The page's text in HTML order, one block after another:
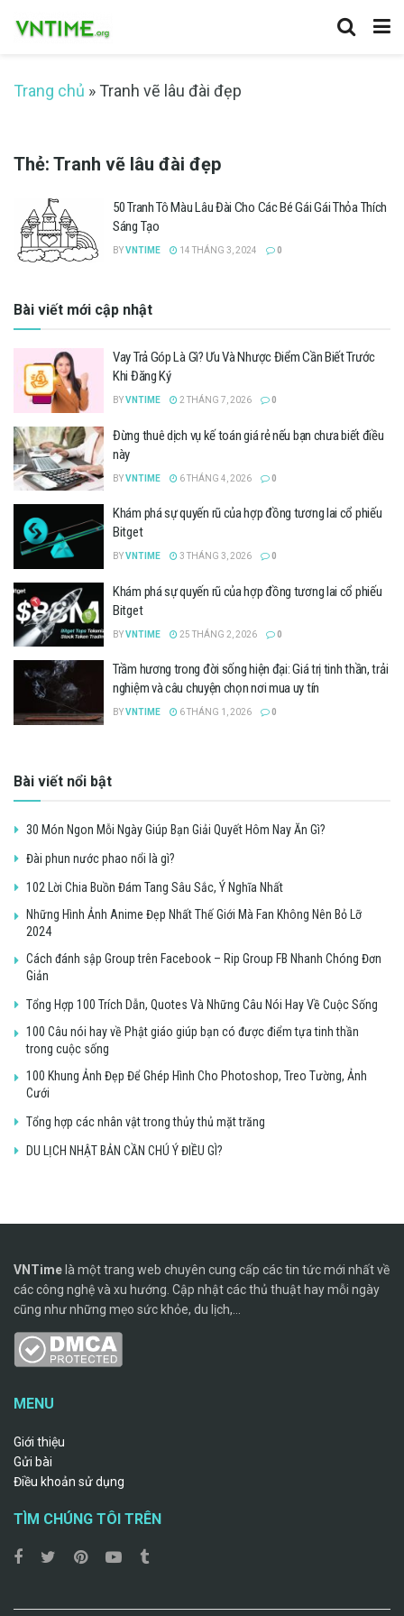
Trang chủ » Tranh vẽ lâu đài đẹp
Thẻ: Tranh vẽ lâu đài đẹp
50 Tranh Tô Màu Lâu Đài Cho Các Bé Gái Gái Thỏa Thích
Sáng Tạo
BYVNTIME 14 THÁNG 3, 2024 0
Bài viết mới cập nhật
Vay Trả Góp Là Gì? Ưu Và Nhược Điểm Cần Biết Trước
Khi Đăng Ký
BYVNTIME 2 THÁNG 7, 2026 0
Đừng thuê dịch vụ kế toán giá rẻ nếu bạn chưa biết điều
này
BYVNTIME 6 THÁNG 4, 2026 0
Khám phá sự quyến rũ của hợp đồng tương lai cổ phiếu
Bitget
BYVNTIME 3 THÁNG 3, 2026 0
Khám phá sự quyến rũ của hợp đồng tương lai cổ phiếu
Bitget
BYVNTIME 25 THÁNG 2, 2026 0
Trầm hương trong đời sống hiện đại: Giá trị tinh thần, trải
nghiệm và câu chuyện chọn nơi mua uy tín
BYVNTIME 6 THÁNG 1, 2026 0
Bài viết nổi bật
30 Món Ngon Mỗi Ngày Giúp Bạn Giải Quyết Hôm Nay Ăn Gì?
Đài phun nước phao nổi là gì?
102 Lời Chia Buồn Đám Tang Sâu Sắc, Ý Nghĩa Nhất
Những Hình Ảnh Anime Đẹp Nhất Thế Giới Mà Fan Không Nên Bỏ Lỡ
2024
Cách đánh sập Group trên Facebook – Rip Group FB Nhanh Chóng Đơn
Giản
Tổng Hợp 100 Trích Dẫn, Quotes Và Những Câu Nói Hay Về Cuộc Sống
100 Câu nói hay về Phật giáo giúp bạn có được điểm tựa tinh thần
trong cuộc sống
100 Khung Ảnh Đẹp Để Ghép Hình Cho Photoshop, Treo Tường, Ảnh
Cưới
Tổng hợp các nhân vật trong thủy thủ mặt trăng
DU LỊCH NHẬT BẢN CẦN CHÚ Ý ĐIỀU GÌ?
VNTimelà một trang web chuyên cung cấp các tin tức mới nhất về
các công nghệ và xu hướng. Cập nhật các thủ thuật hay mỗi ngày
cũng như những mẹo sức khỏe, du lịch,...
MENU
Giới thiệu
Gửi bài
Điều khoản sử dụng
TÌM CHÚNG TÔI TRÊN